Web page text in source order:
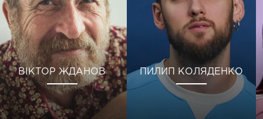
ВІКТОР ЖДАНОВ ПИЛИП КОЛЯДЕНКО